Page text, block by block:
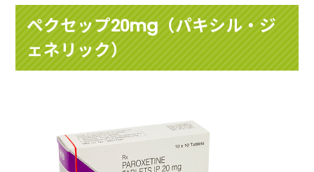
ペクセップ20mg（パキシル・ジ
ェネリック）